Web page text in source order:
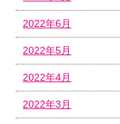
2022年6月
2022年5月
2022年4月
2022年3月